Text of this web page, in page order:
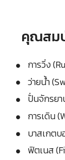
คุณสม
การวิ่ง
ว่ายน้ำ
ปั่นจักรย
การเดิน
บาสเกต
ฟิตเนส